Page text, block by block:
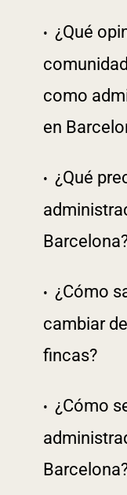
¿Qué
como
en
¿Qué
¿Cómo
cambiar
fincas?
¿Cómo